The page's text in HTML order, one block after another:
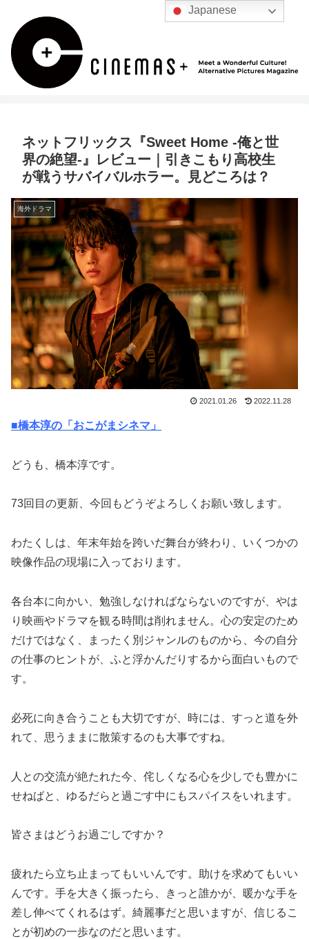
ネットフリックス『Sweet Home -俺と世
界の絶望-』レビュー｜引きこもり高校生
が戦うサバイバルホラー。見どころは？
海外ドラマ
2021.01.26 2022.11.28
■橋本淳の「おこがまシネマ」
どうも、橋本淳です。
73回目の更新、今回もどうぞよろしくお願い致します。
わたくしは、年末年始を跨いだ舞台が終わり、いくつかの
映像作品の現場に入っております。
各台本に向かい、勉強しなければならないのですが、やは
り映画やドラマを観る時間は削れません。心の安定のため
だけではなく、まったく別ジャンルのものから、今の自分
の仕事のヒントが、ふと浮かんだりするから面白いもので
す。
必死に向き合うことも大切ですが、時には、すっと道を外
れて、思うままに散策するのも大事ですね。
人との交流が絶たれた今、侘しくなる心を少しでも豊かに
せねばと、ゆるだらと過ごす中にもスパイスをいれます。
皆さまはどうお過ごしですか？
疲れたら立ち止まってもいいんです。助けを求めてもいい
んです。手を大きく振ったら、きっと誰かが、暖かな手を
差し伸べてくれるはず。綺麗事だと思いますが、信じるこ
とが初めの一歩なのだと思います。
Japanese